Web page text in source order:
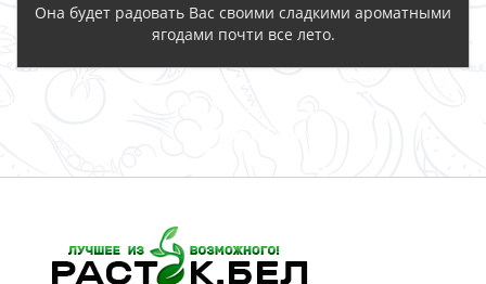
Она будет радовать Вас своими сладкими ароматными
ягодами почти все лето.